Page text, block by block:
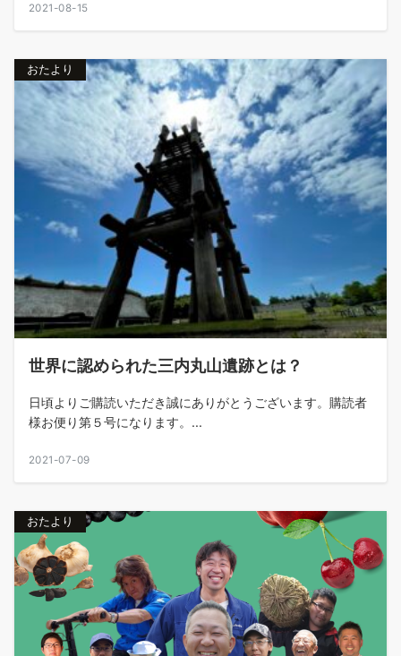
2021-08-15
おたより
世界に認められた三内丸山遺跡とは？
日頃よりご購読いただき誠にありがとうございます。購読者
様お便り第５号になります。...
2021-07-09
おたより